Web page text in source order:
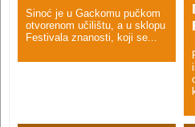
Sinoć je u Gackomu pučkom
otvorenom učilištu, a u sklopu
Festivala znanosti, koji se...